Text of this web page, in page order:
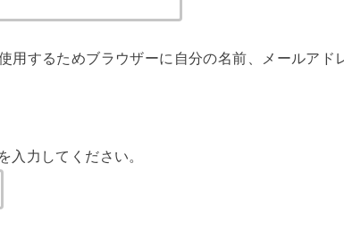
用するためブラウザーに自分の名前、メールアド
入力してください。